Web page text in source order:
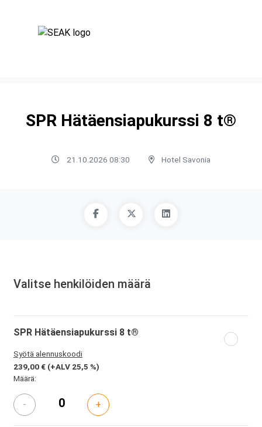
SPR Hätäensiapukurssi 8 t®
21.10.2026 08:30 Hotel Savonia
Valitse henkilöiden määrä
SPR Hätäensiapukurssi 8 t®
Syötä alennuskoodi
239,00 € (+ALV 25,5 %)
Määrä:
- +